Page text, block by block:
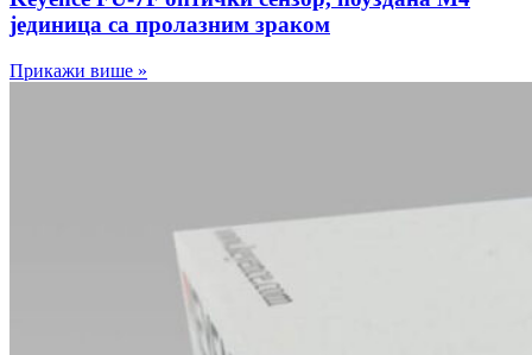
јединица са пролазним зраком
Прикажи више »